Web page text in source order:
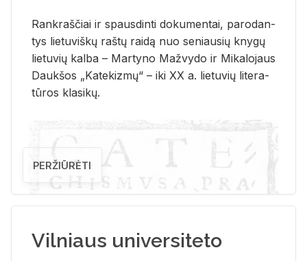
Rank­raš­čiai ir spaus­din­ti do­ku­men­tai, pa­ro­dan­
tys lie­tu­viš­kų raš­tų rai­dą nuo se­niau­sių kny­gų
lie­tu­vių kal­ba – Mar­ty­no Ma­žvy­do ir Mi­ka­lo­jaus
Dauk­šos „Ka­te­kiz­mų“ – iki XX a. lie­tu­vių li­te­ra­
tū­ros kla­si­kų.
PERŽIŪRĖTI
Vilniaus universiteto